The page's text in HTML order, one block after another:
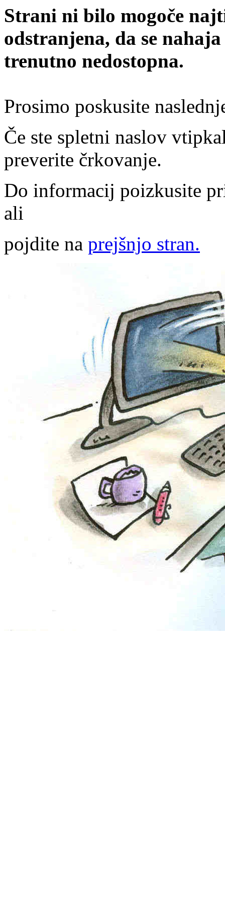
Strani ni bilo mogoče
odstranjena, da se
trenutno nedostopna.
Prosimo poskusite
Če ste spletni naslov
preverite črkovanje.
Do informacij poizkusite
ali
pojdite na prejšnjo stran.